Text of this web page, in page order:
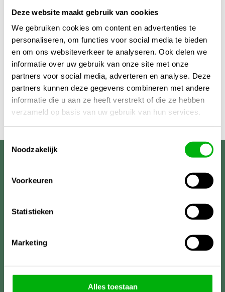
Deze website maakt gebruik van cookies
We gebruiken cookies om content en advertenties te
personaliseren, om functies voor social media te bieden
en om ons websiteverkeer te analyseren. Ook delen we
informatie over uw gebruik van onze site met onze
partners voor social media, adverteren en analyse. Deze
partners kunnen deze gegevens combineren met andere
informatie die u aan ze heeft verstrekt of die ze hebben
verzameld op basis van uw gebruik van hun services.
Toestemmingsselectie
Noodzakelijk
Voorkeuren
Statistieken
Marketing
Alles toestaan
€2,20
tot
€4,95
tot
€199,95